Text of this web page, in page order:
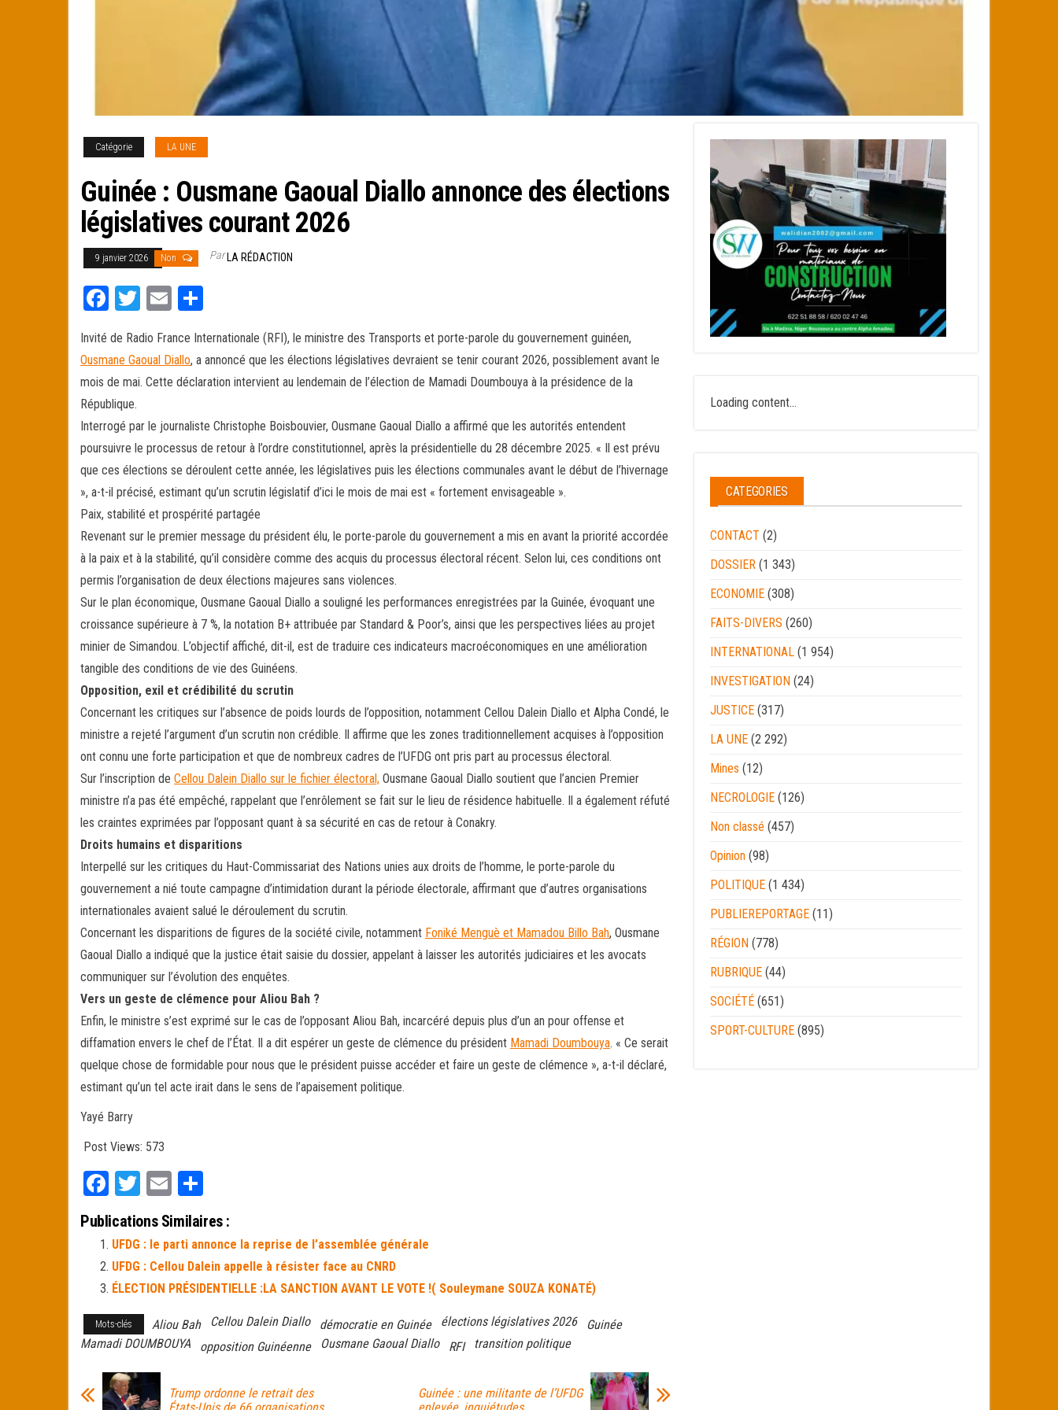
Catégorie LA UNE
Guinée : Ousmane Gaoual Diallo annonce des élections
législatives courant 2026
9 janvier 2026 Non ParLA RÉDACTION
Fa
bo
ok
T
tt
er
E
ail ag
er
Invité de Radio France Internationale (RFI), le ministre des Transports et porte-parole du gouvernement guinéen,
Ousmane Gaoual Diallo, a annoncé que les élections législatives devraient se tenir courant 2026, possiblement avant le
mois de mai. Cette déclaration intervient au lendemain de l’élection de Mamadi Doumbouya à la présidence de la
République.
Interrogé par le journaliste Christophe Boisbouvier, Ousmane Gaoual Diallo a affirmé que les autorités entendent
poursuivre le processus de retour à l’ordre constitutionnel, après la présidentielle du 28 décembre 2025. « Il est prévu
que ces élections se déroulent cette année, les législatives puis les élections communales avant le début de l’hivernage
», a-t-il précisé, estimant qu’un scrutin législatif d’ici le mois de mai est « fortement envisageable ».
Paix, stabilité et prospérité partagée
Revenant sur le premier message du président élu, le porte-parole du gouvernement a mis en avant la priorité accordée
à la paix et à la stabilité, qu’il considère comme des acquis du processus électoral récent. Selon lui, ces conditions ont
permis l’organisation de deux élections majeures sans violences.
Sur le plan économique, Ousmane Gaoual Diallo a souligné les performances enregistrées par la Guinée, évoquant une
croissance supérieure à 7 %, la notation B+ attribuée par Standard & Poor’s, ainsi que les perspectives liées au projet
minier de Simandou. L’objectif affiché, dit-il, est de traduire ces indicateurs macroéconomiques en une amélioration
tangible des conditions de vie des Guinéens.
Opposition, exil et crédibilité du scrutin
Concernant les critiques sur l’absence de poids lourds de l’opposition, notamment Cellou Dalein Diallo et Alpha Condé, le
ministre a rejeté l’argument d’un scrutin non crédible. Il affirme que les zones traditionnellement acquises à l’opposition
ont connu une forte participation et que de nombreux cadres de l’UFDG ont pris part au processus électoral.
Sur l’inscription de Cellou Dalein Diallo sur le fichier électoral, Ousmane Gaoual Diallo soutient que l’ancien Premier
ministre n’a pas été empêché, rappelant que l’enrôlement se fait sur le lieu de résidence habituelle. Il a également réfuté
les craintes exprimées par l’opposant quant à sa sécurité en cas de retour à Conakry.
Droits humains et disparitions
Interpellé sur les critiques du Haut-Commissariat des Nations unies aux droits de l’homme, le porte-parole du
gouvernement a nié toute campagne d’intimidation durant la période électorale, affirmant que d’autres organisations
internationales avaient salué le déroulement du scrutin.
Concernant les disparitions de figures de la société civile, notamment Foniké Menguè et Mamadou Billo Bah, Ousmane
Gaoual Diallo a indiqué que la justice était saisie du dossier, appelant à laisser les autorités judiciaires et les avocats
communiquer sur l’évolution des enquêtes.
Vers un geste de clémence pour Aliou Bah ?
Enfin, le ministre s’est exprimé sur le cas de l’opposant Aliou Bah, incarcéré depuis plus d’un an pour offense et
diffamation envers le chef de l’État. Il a dit espérer un geste de clémence du président Mamadi Doumbouya. « Ce serait
quelque chose de formidable pour nous que le président puisse accéder et faire un geste de clémence », a-t-il déclaré,
estimant qu’un tel acte irait dans le sens de l’apaisement politique.
Yayé Barry
Post Views: 573
Fa
ce
bo
ok
T
tt
er
E
m
ail ag
er
Publications Similaires :
UFDG : le parti annonce la reprise de l’assemblée générale
UFDG : Cellou Dalein appelle à résister face au CNRD
ÉLECTION PRÉSIDENTIELLE :LA SANCTION AVANT LE VOTE !( Souleymane SOUZA KONATÉ)
Mots-clés Aliou Bah Cellou Dalein Diallo démocratie en Guinée élections législatives 2026
Guinée
Mamadi DOUMBOUYA
opposition Guinéenne Ousmane Gaoual Diallo RFI transition politique
Trump ordonne le retrait des
États-Unis de 66 organisations
Guinée : une militante de l’UFDG
enlevée, inquiétudes
Loading content...
CATEGORIES
CONTACT (2)
DOSSIER (1 343)
ECONOMIE (308)
FAITS-DIVERS (260)
INTERNATIONAL (1 954)
INVESTIGATION (24)
JUSTICE (317)
LA UNE (2 292)
Mines (12)
NECROLOGIE (126)
Non classé (457)
Opinion (98)
POLITIQUE (1 434)
PUBLIEREPORTAGE (11)
RÉGION (778)
RUBRIQUE (44)
SOCIÉTÉ (651)
SPORT-CULTURE (895)